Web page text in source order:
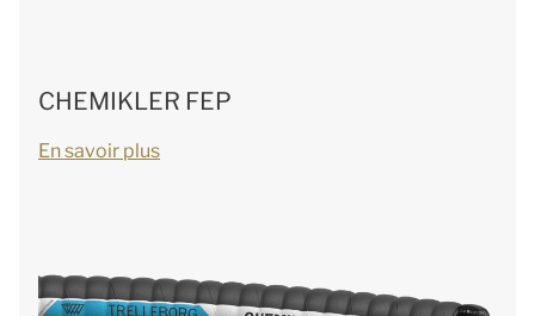
CHEMIKLER FEP
En savoir plus